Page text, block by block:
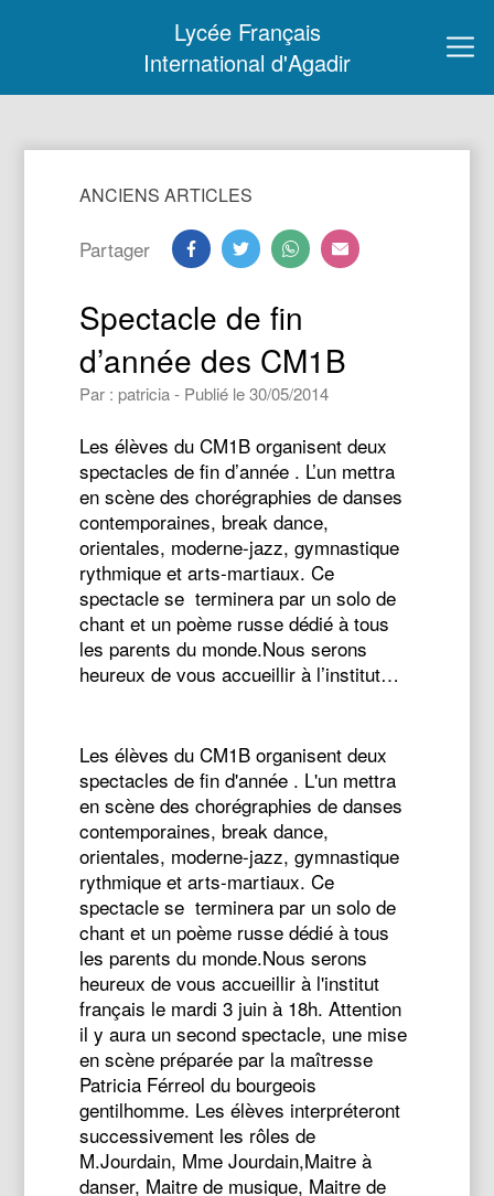
Lycée Français
International d'Agadir
ANCIENS ARTICLES
Partager
Spectacle de fin
d’année des CM1B
Par : patricia - Publié le 30/05/2014
Les élèves du CM1B organisent deux
spectacles de fin d’année . L’un mettra
en scène des chorégraphies de danses
contemporaines, break dance,
orientales, moderne-jazz, gymnastique
rythmique et arts-martiaux. Ce
spectacle se terminera par un solo de
chant et un poème russe dédié à tous
les parents du monde.Nous serons
heureux de vous accueillir à l’institut…
Les élèves du CM1B organisent deux
spectacles de fin d'année . L'un mettra
en scène des chorégraphies de danses
contemporaines, break dance,
orientales, moderne-jazz, gymnastique
rythmique et arts-martiaux. Ce
spectacle se terminera par un solo de
chant et un poème russe dédié à tous
les parents du monde.Nous serons
heureux de vous accueillir à l'institut
français le mardi 3 juin à 18h. Attention
il y aura un second spectacle, une mise
en scène préparée par la maîtresse
Patricia Férreol du bourgeois
gentilhomme. Les élèves interpréteront
successivement les rôles de
M.Jourdain, Mme Jourdain,Maitre à
danser, Maitre de musique, Maitre de